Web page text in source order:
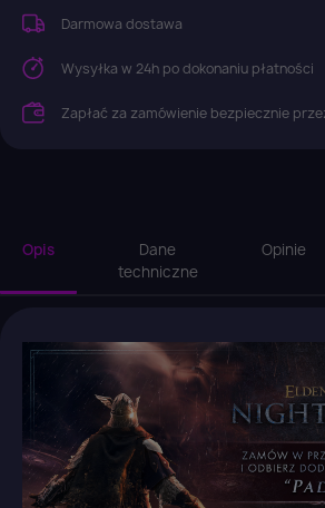
Darmowa dostawa
Wysyłka w 24h po dokonaniu płatności
Zapłać za zamówienie bezpiecznie
Opis
Dane
techniczne
Opinie